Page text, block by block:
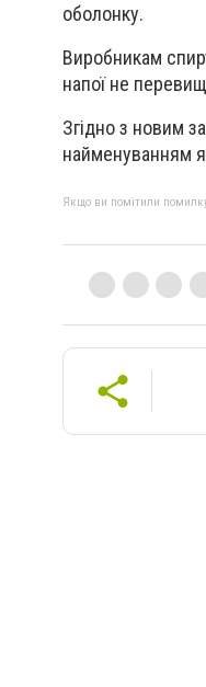
оболонку.
Виробникам
напої не
Згідно з новим
найменуванням
Якщо ви помітили